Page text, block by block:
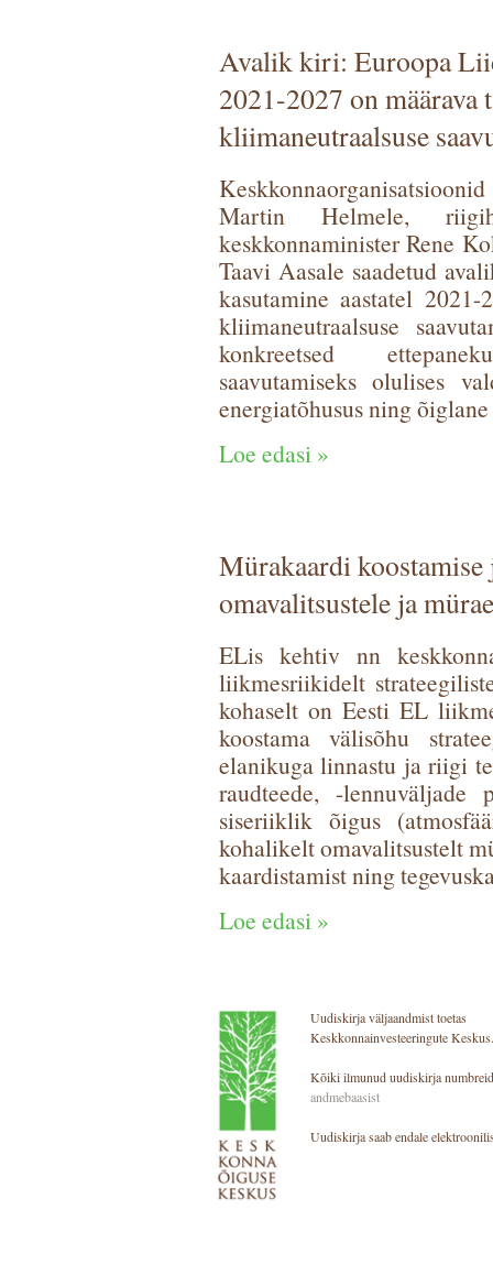
Avalik kiri: Euroopa
2021-2027 on määrava
kliimaneutraalsuse
Martin Helmele,
keskkonnaminister Rene
Taavi Aasale saadetud
kasutamine aastatel 2021-
kliimaneutraalsuse
konkreetsed
saavutamiseks olulises
energiatõhusus ning
Loe edasi »
Mürakaardi
omavalitsustele ja
ELis kehtiv nn
liikmesriikidelt
kohaselt on Eesti EL
koostama välisõhu
elanikuga linnastu ja riigi
raudteede, -
siseriiklik õigus
kohalikelt omavalitsustelt
kaardistamist ning
Loe edasi »
Uudiskirja väljaandmist toetas
Keskkonnainvesteeringute Keskus.
Kõiki ilmunud uudiskirja
andmebaasist
Uudiskirja saab endale